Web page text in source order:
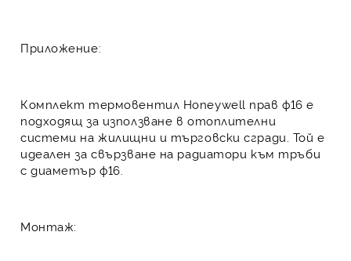
Приложение:
Комплект термовентил Honeywell прав ф16е
подходящ за използване в отоплителни
системи на жилищни и търговски сгради. Той е
идеален за свързване на радиатори към тръби
с диаметър ф16.
Монтаж: